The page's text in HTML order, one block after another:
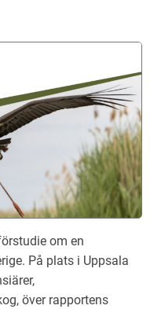
om en
På plats i Uppsala
över rapportens